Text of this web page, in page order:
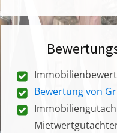
Bewertung von